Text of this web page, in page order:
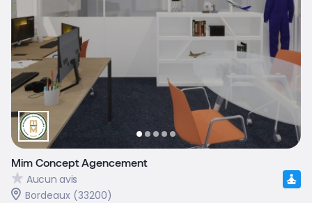
Mim Concept Agencement
Aucun avis
Bordeaux (33200)